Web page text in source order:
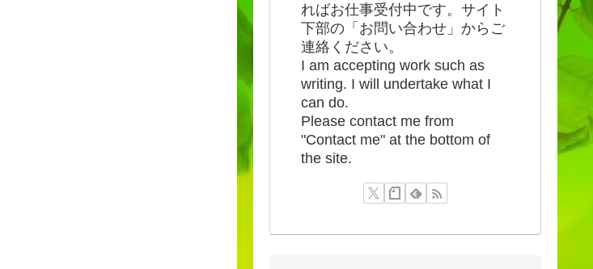
ればお仕事受付中です。サイト
下部の「お問い合わせ」からご
連絡ください。
I am accepting work such as
writing. I will undertake what I
can do.
Please contact me from
"Contact me" at the bottom of
the site.